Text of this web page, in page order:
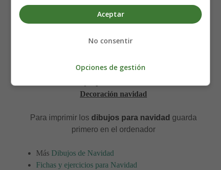
Recursos educativos -
Decoración navidad
Para imprimir los dibujos para navidad guarda
primero en el ordenador
Más Dibujos de Navidad
Fichas y ejercicios para Navidad
Aceptar
No consentir
Opciones de gestión